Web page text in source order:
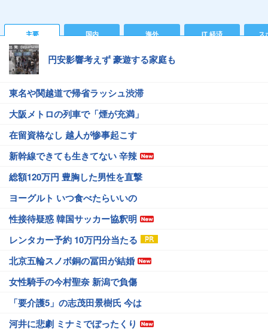
主要 国内 海外 IT 経済 ス
円安影響考えず 豪遊する家庭も
東名や関越道で帰省ラッシュ渋滞
大阪メトロの列車で「煙が充満」
在留資格なし 越人が惨事起こす
新幹線できても生きてない 辛辣
総額120万円 豊胸した男性を直撃
ヨーグルト いつ食べたらいいの
性接待疑惑 韓国サッカー協釈明
レンタカー予約 10万円分当たる
北京五輪スノボ銅の冨田が結婚
女性騎手の今村聖奈 新潟で負傷
「要介護5」の志茂田景樹氏 今は
河井に悲劇 ミナミでぼったくり